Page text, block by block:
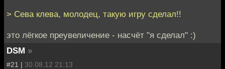
> Сева клева, молодец, такую игру сделал!!
это лёгкое преувеличение - насчёт "я сделал" :)
DSM »
#21 | 30.08.12 21:13